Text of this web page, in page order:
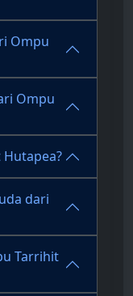
Ompu
Ompu
dari
Tarrihit